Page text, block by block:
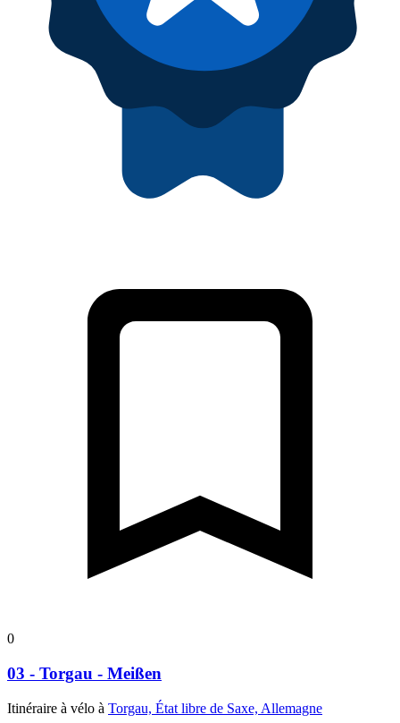
0
03 - Torgau - Meißen
Itinéraire à vélo à Torgau, État libre de Saxe, Allemagne